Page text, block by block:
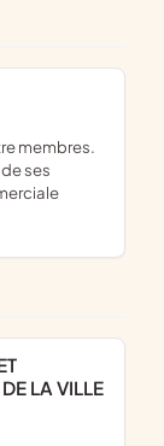
ses
LA VILLE